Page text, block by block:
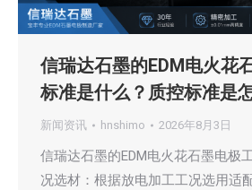
信瑞达石墨的EDM电火花
标准是什么？质控标准是
新闻资讯 hnshimo 2026年8月3日
信瑞达石墨的EDM电火花石墨电极
况选材：根据放电加工工况选用适